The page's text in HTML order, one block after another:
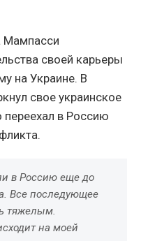
Мампасси
своей карьеры
на Украине. В
свое украинское
переехал в Россию
в Россию еще до
Все последующее
тяжелым.
на моей